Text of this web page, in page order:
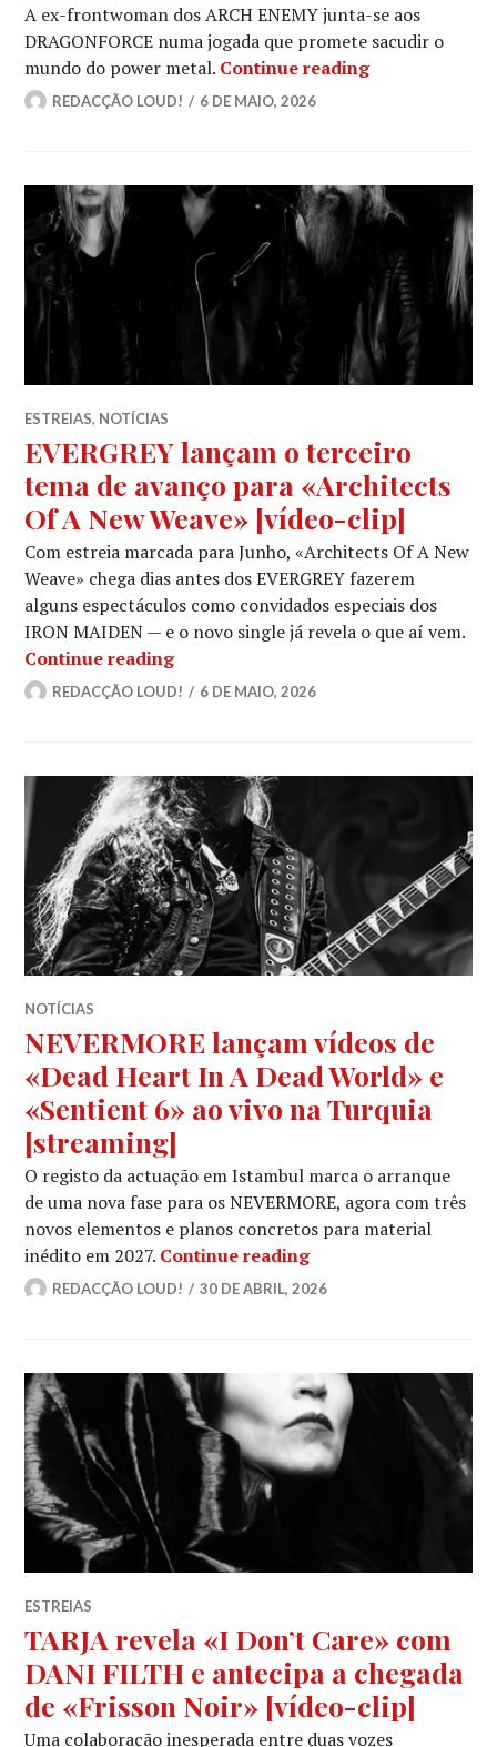
A ex-frontwoman dos ARCH ENEMY junta-se aos
DRAGONFORCE numa jogada que promete sacudir o
mundo do power metal. Continue reading
REDACÇÃO LOUD! 6 DE MAIO, 2026
ESTREIAS, NOTÍCIAS
EVERGREY lançam o terceiro
tema de avanço para «Architects
Of A New Weave» [vídeo-clip]
Com estreia marcada para Junho, «Architects Of A New
Weave» chega dias antes dos EVERGREY fazerem
alguns espectáculos como convidados especiais dos
IRON MAIDEN — e o novo single já revela o que aí vem.
Continue readingEVERGREY lançam o terceiro tema
REDACÇÃO LOUD! 6 DE MAIO, 2026
NOTÍCIAS
NEVERMORE lançam vídeos de
«Dead Heart In A Dead World» e
«Sentient 6» ao vivo na Turquia
[streaming]
O registo da actuação em Istambul marca o arranque
de uma nova fase para os NEVERMORE, agora com três
novos elementos e planos concretos para material
inédito em 2027. Continue readingNEVERMORE
REDACÇÃO LOUD! 30 DE ABRIL, 2026
ESTREIAS
TARJA revela «I Don’t Care» com
DANI FILTH e antecipa a chegada
de «Frisson Noir» [vídeo-clip]
Uma colaboração inesperada entre duas vozes